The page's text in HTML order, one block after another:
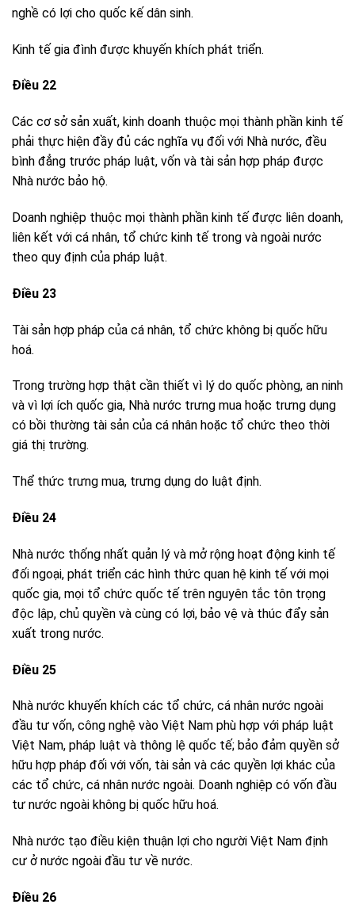
nghề có lợi cho quốc kế dân sinh.
Kinh tế gia đình được khuyến khích phát triển.
Điều 22
Các cơ sở sản xuất, kinh doanh thuộc mọi thành phần kinh tế
phải thực hiện đầy đủ các nghĩa vụ đối với Nhà nước, đều
bình đẳng trước pháp luật, vốn và tài sản hợp pháp được
Nhà nước bảo hộ.
Doanh nghiệp thuộc mọi thành phần kinh tế được liên doanh,
liên kết với cá nhân, tổ chức kinh tế trong và ngoài nước
theo quy định của pháp luật.
Điều 23
Tài sản hợp pháp của cá nhân, tổ chức không bị quốc hữu
hoá.
Trong trường hợp thật cần thiết vì lý do quốc phòng, an ninh
và vì lợi ích quốc gia, Nhà nước trưng mua hoặc trưng dụng
có bồi thường tài sản của cá nhân hoặc tổ chức theo thời
giá thị trường.
Thể thức trưng mua, trưng dụng do luật định.
Điều 24
Nhà nước thống nhất quản lý và mở rộng hoạt động kinh tế
đối ngoại, phát triển các hình thức quan hệ kinh tế với mọi
quốc gia, mọi tổ chức quốc tế trên nguyên tắc tôn trọng
độc lập, chủ quyền và cùng có lợi, bảo vệ và thúc đẩy sản
xuất trong nước.
Điều 25
Nhà nước khuyến khích các tổ chức, cá nhân nước ngoài
đầu tư vốn, công nghệ vào Việt Nam phù hợp với pháp luật
Việt Nam, pháp luật và thông lệ quốc tế; bảo đảm quyền sở
hữu hợp pháp đối với vốn, tài sản và các quyền lợi khác của
các tổ chức, cá nhân nước ngoài. Doanh nghiệp có vốn đầu
tư nước ngoài không bị quốc hữu hoá.
Nhà nước tạo điều kiện thuận lợi cho người Việt Nam định
cư ở nước ngoài đầu tư về nước.
Điều 26